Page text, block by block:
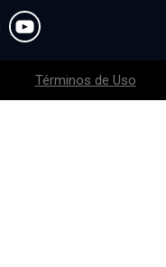
Términos de Uso